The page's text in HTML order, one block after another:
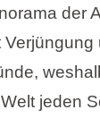
der
jeden